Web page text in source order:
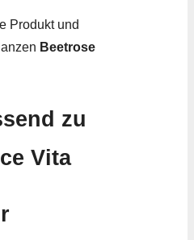
Produkt und
Beetrose
zu
Vita